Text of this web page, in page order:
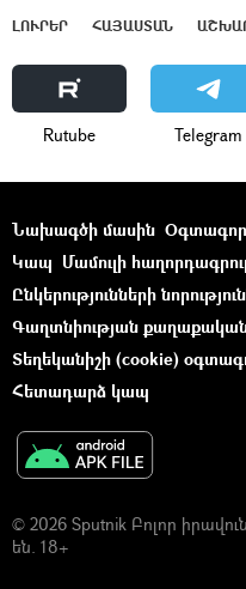
ԼՈՒՐԵՐ ՀԱՅԱՍՏԱՆ
Rutube Telegram
Նախագծի մասին
Կապ Մամուլի
Ընկերությունների
Գաղտնիության
Տեղեկանիշի (cookie)
Հետադարձ կապ
© 2026 Sputnik Բոլոր
են. 18+